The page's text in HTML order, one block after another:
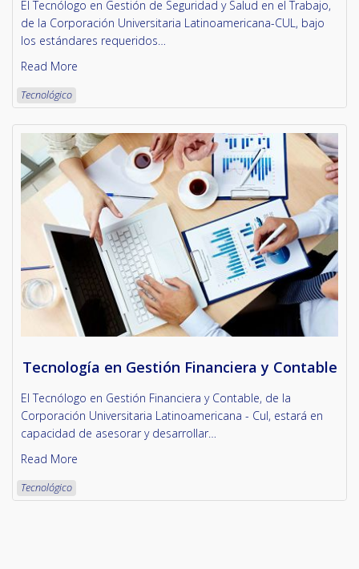
El Tecnólogo en Gestión de Seguridad y Salud en el Trabajo,
de la Corporación Universitaria Latinoamericana-CUL, bajo
los estándares requeridos…
Read More
Tecnológico
Tecnología en Gestión Financiera y Contable
El Tecnólogo en Gestión Financiera y Contable, de la
Corporación Universitaria Latinoamericana - Cul, estará en
capacidad de asesorar y desarrollar…
Read More
Tecnológico